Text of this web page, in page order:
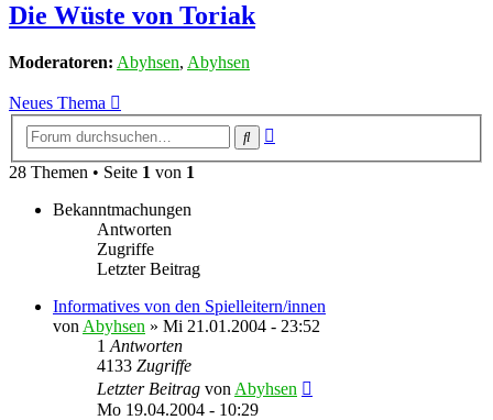
Die Wüste von Toriak
Moderatoren: Abyhsen, Abyhsen
Neues Thema
Suche
28 Themen • Seite 1 von 1
Bekanntmachungen
Antworten
Zugriffe
Letzter Beitrag
Informatives von den Spielleitern/innen
von Abyhsen » Mi 21.01.2004 - 23:52
1 Antworten
4133 Zugriffe
Letzter Beitrag von Abyhsen
Mo 19.04.2004 - 10:29